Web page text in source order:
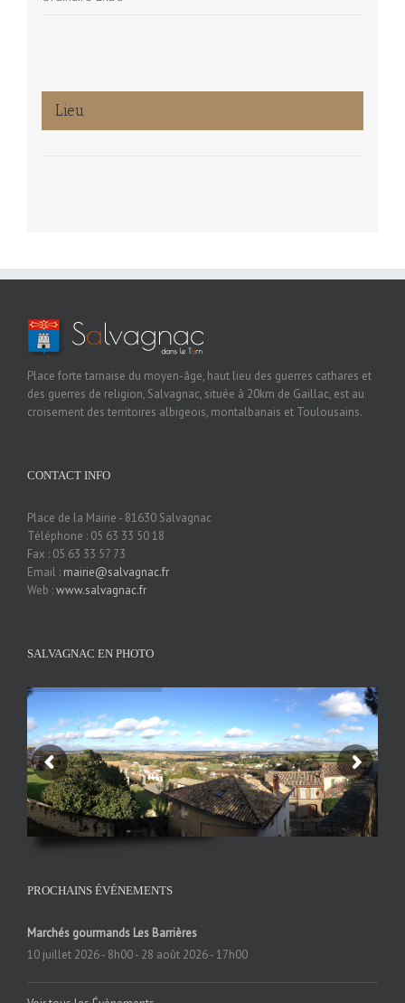
Lieu
Place forte tarnaise du moyen-âge, haut lieu des guerres cathares et
des guerres de religion, Salvagnac, située à 20km de Gaillac, est au
croisement des territoires albigeois, montalbanais et Toulousains.
CONTACT INFO
Place de la Mairie - 81630 Salvagnac
Téléphone : 05 63 33 50 18
Fax : 05 63 33 57 73
Email : mairie@salvagnac.fr
Web :www.salvagnac.fr
SALVAGNAC EN PHOTO
PROCHAINS ÉVÉNEMENTS
Marchés gourmands Les Barrières
10 juillet 2026 - 8h00- 28 août 2026 - 17h00